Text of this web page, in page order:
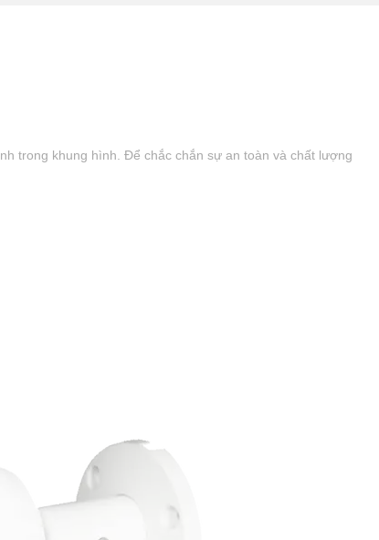
trong khung hình. Để chắc chắn sự an toàn và chất lượng